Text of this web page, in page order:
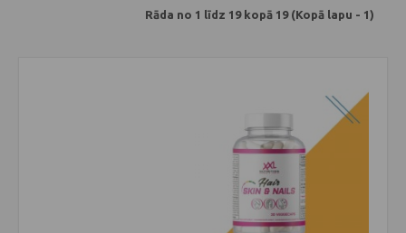
Rāda no 1 līdz 19 kopā 19 (Kopā lapu - 1)